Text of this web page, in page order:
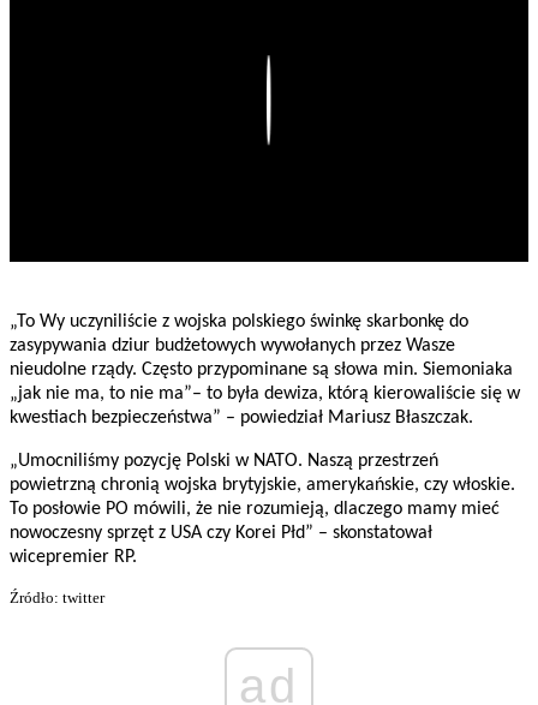
„To Wy uczyniliście z wojska polskiego świnkę skarbonkę do
zasypywania dziur budżetowych wywołanych przez Wasze
nieudolne rządy. Często przypominane są słowa min. Siemoniaka
„jak nie ma, to nie ma”– to była dewiza, którą kierowaliście się w
kwestiach bezpieczeństwa” – powiedział Mariusz Błaszczak.
„Umocniliśmy pozycję Polski wNATO. Naszą przestrzeń
powietrzną chronią wojska brytyjskie, amerykańskie, czy włoskie.
To posłowie PO mówili, że nie rozumieją, dlaczego mamy mieć
nowoczesny sprzęt z USA czy Korei Płd” – skonstatował
wicepremier RP.
Źródło: twitter
ad